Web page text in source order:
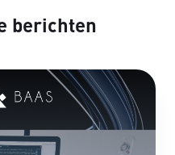
berichten